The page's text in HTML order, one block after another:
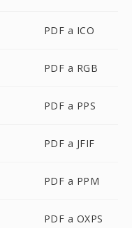
PDF a ICO
PDF a RGB
PDF a PPS
PDF a JFIF
PDF a PPM
PDF a OXPS